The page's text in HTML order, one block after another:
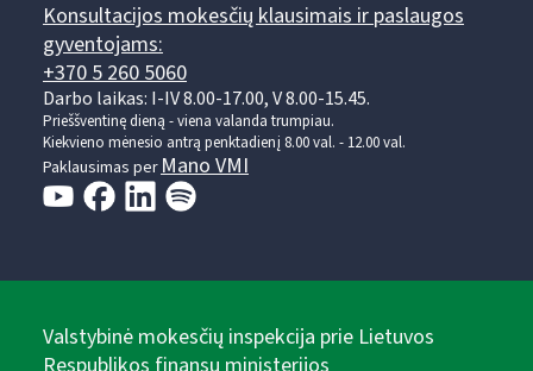
Konsultacijos mokesčių klausimais ir paslaugos
gyventojams:
+370 5 260 5060
Darbo laikas: I-IV 8.00-17.00, V 8.00-15.45.
Prieššventinę dieną - viena valanda trumpiau.
Kiekvieno mėnesio antrą penktadienį 8.00 val. - 12.00 val.
Paklausimas perMano VMI
Valstybinė mokesčių inspekcija prie Lietuvos